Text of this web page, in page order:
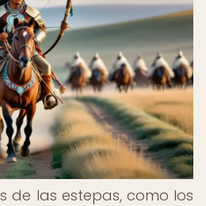
de las estepas, como los